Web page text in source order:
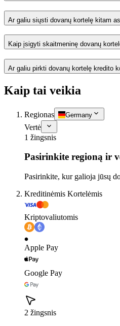
Ar galiu siųsti dovanų kortelę kitam
Kaip įsigyti skaitmeninę dovanų
Ar galiu pirkti dovanų kortelę kredito
Kaip tai veikia
Regionas Germany
Vertė
1 žingsnis
Pasirinkite regioną ir
Pasirinkite, kur galioja jūsų
Kreditinėmis Kortelėmis
Kriptovaliutomis
Apple Pay
Google Pay
2 žingsnis